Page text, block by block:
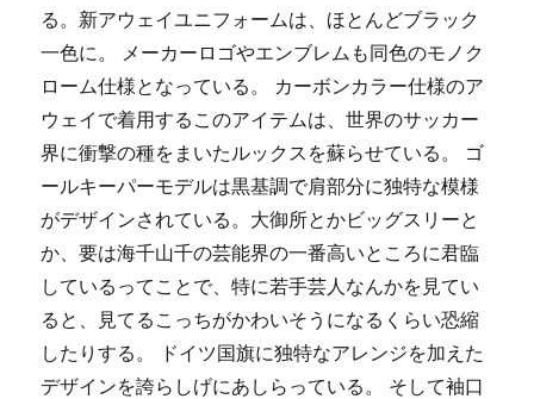
る。新アウェイユニフォームは、ほとんどブラック
一色に。 メーカーロゴやエンブレムも同色のモノク
ローム仕様となっている。 カーボンカラー仕様のア
ウェイで着用するこのアイテムは、世界のサッカー
界に衝撃の種をまいたルックスを蘇らせている。 ゴ
ールキーパーモデルは黒基調で肩部分に独特な模様
がデザインされている。大御所とかビッグスリーと
か、要は海千山千の芸能界の一番高いところに君臨
しているってことで、特に若手芸人なんかを見てい
ると、見てるこっちがかわいそうになるくらい恐縮
したりする。 ドイツ国旗に独特なアレンジを加えた
デザインを誇らしげにあしらっている。 そして袖口